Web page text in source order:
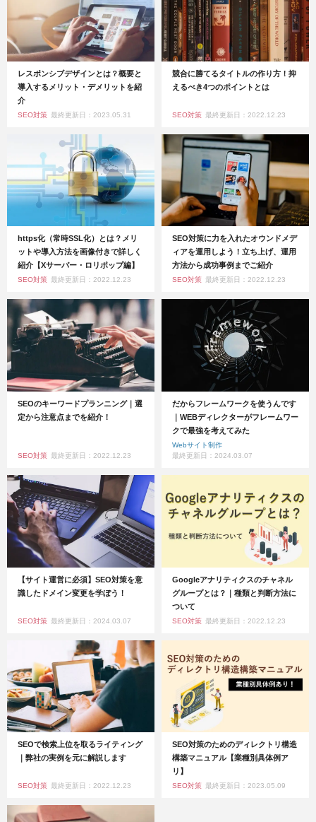
レスポンシブデザインとは？概要と
導入するメリット・デメリットを紹
介
SEO対策 最終更新日：2023.05.31
競合に勝てるタイトルの作り方！抑
えるべき4つのポイントとは
SEO対策 最終更新日：2022.12.23
https化（常時SSL化）とは？メリ
ットや導入方法を画像付きで詳しく
紹介【Xサーバー・ロリポップ編】
SEO対策 最終更新日：2022.12.23
SEO対策に力を入れたオウンドメデ
ィアを運用しよう！立ち上げ、運用
方法から成功事例までご紹介
SEO対策 最終更新日：2022.12.23
SEOのキーワードプランニング｜選
定から注意点までを紹介！
SEO対策 最終更新日：2022.12.23
だからフレームワークを使うんです
｜WEBディレクターがフレームワー
クで最強を考えてみた
Webサイト制作
最終更新日：2024.03.07
【サイト運営に必須】SEO対策を意
識したドメイン変更を学ぼう！
SEO対策 最終更新日：2024.03.07
Googleアナリティクスのチャネル
グループとは？｜種類と判断方法に
ついて
SEO対策 最終更新日：2022.12.23
SEOで検索上位を取るライティング
｜弊社の実例を元に解説します
SEO対策 最終更新日：2022.12.23
SEO対策のためのディレクトリ構造
構築マニュアル【業種別具体例ア
リ】
SEO対策 最終更新日：2023.05.09